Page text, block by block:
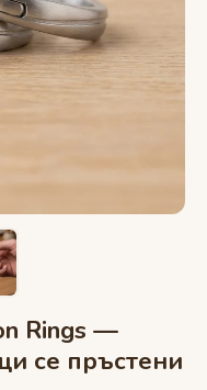
Rings —
се пръстени